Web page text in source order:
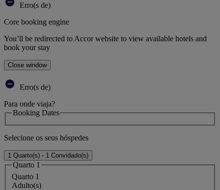
Erro(s de)
Core booking engine
You’ll be redirected to Accor website to view available hotels and
book your stay
Close window
Erro(s de)
Para onde viaja?
Booking Dates
Selecione os seus hóspedes
1 Quarto(s) - 1 Convidado(s)
Quarto 1
Quarto 1
Adulto(s)